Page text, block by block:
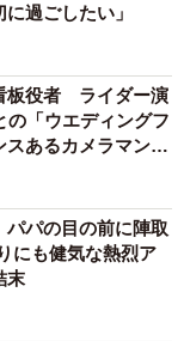
過ごしたい」
板役者 ライダー演
の「ウエディングフ
あるカメラマン求
パパの目の前に陣取
にも健気な熱烈ア
末